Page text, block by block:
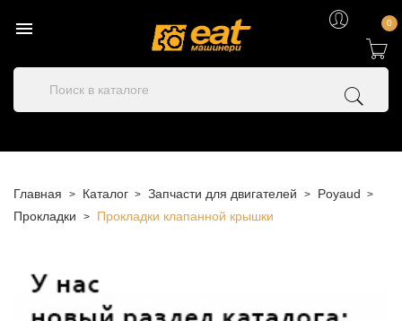
 0
Главная Каталог Запчасти для двигателей
Poyaud
Прокладки
Прокладки клапанной крышки